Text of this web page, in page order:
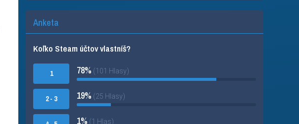
Anketa
Koľko Steam účtov vlastníš?
1
2 - 3
78% (101 Hlasy)
19% (25 Hlasy)
1% (1 Hlas)